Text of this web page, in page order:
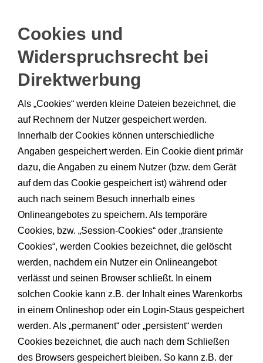
Cookies und
Widerspruchsrecht bei
Direktwerbung
Als „Cookies“ werden kleine Dateien bezeichnet, die
auf Rechnern der Nutzer gespeichert werden.
Innerhalb der Cookies können unterschiedliche
Angaben gespeichert werden. Ein Cookie dient primär
dazu, die Angaben zu einem Nutzer (bzw. dem Gerät
auf dem das Cookie gespeichert ist) während oder
auch nach seinem Besuch innerhalb eines
Onlineangebotes zu speichern. Als temporäre
Cookies, bzw. „Session-Cookies“ oder „transiente
Cookies“, werden Cookies bezeichnet, die gelöscht
werden, nachdem ein Nutzer ein Onlineangebot
verlässt und seinen Browser schließt. In einem
solchen Cookie kann z.B. der Inhalt eines Warenkorbs
in einem Onlineshop oder ein Login-Staus gespeichert
werden. Als „permanent“ oder „persistent“ werden
Cookies bezeichnet, die auch nach dem Schließen
des Browsers gespeichert bleiben. So kann z.B. der